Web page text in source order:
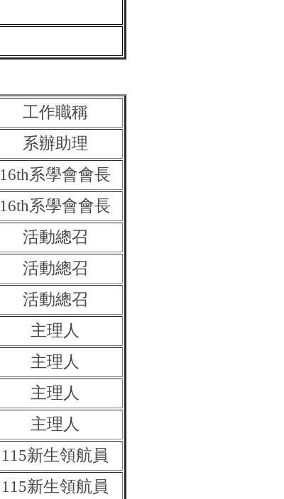
工作職稱
系辦助理
16th系學會會長
16th系學會會長
活動總召
活動總召
活動總召
主理人
主理人
主理人
主理人
115新生領航員
115新生領航員